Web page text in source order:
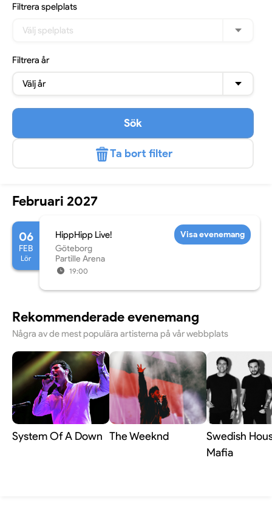
Filtrera spelplats
Välj spelplats
Filtrera år
Välj år
Sök
Ta bort filter
Februari 2027
06
FEB
Lör
HippHipp Live!
Göteborg
Partille Arena
19:00
Visa evenemang
Rekommenderade evenemang
Några av de mest populära artisterna på vår webbplats
System Of A Down The Weeknd
Swedish
Mafia